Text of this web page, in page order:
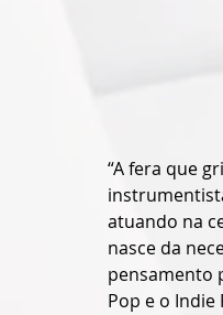
“A fera que
atuando na
nasce da
pensamento
Pop e o Indie